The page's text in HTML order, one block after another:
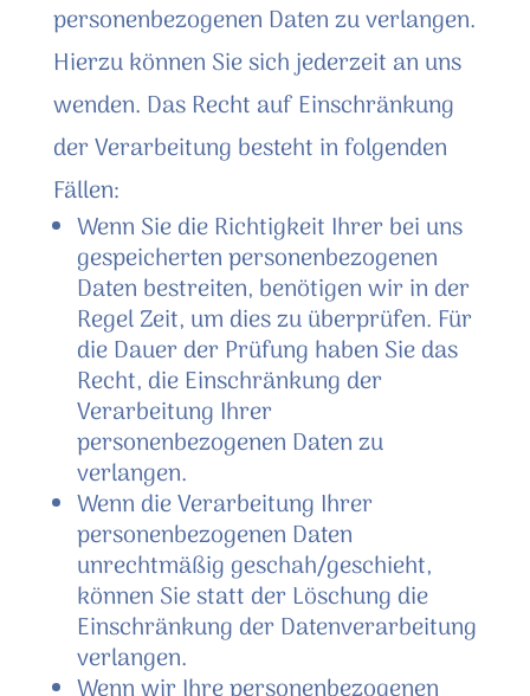
personenbezogenen Daten zu verlangen.
Hierzu können Sie sich jederzeit an uns
wenden. Das Recht auf Einschränkung
der Verarbeitung besteht in folgenden
Fällen:
Wenn Sie die Richtigkeit Ihrer bei uns
gespeicherten personenbezogenen
Daten bestreiten, benötigen wir in der
Regel Zeit, um dies zu überprüfen. Für
die Dauer der Prüfung haben Sie das
Recht, die Einschränkung der
Verarbeitung Ihrer
personenbezogenen Daten zu
verlangen.
Wenn die Verarbeitung Ihrer
personenbezogenen Daten
unrechtmäßig geschah/geschieht,
können Sie statt der Löschung die
Einschränkung der Datenverarbeitung
verlangen.